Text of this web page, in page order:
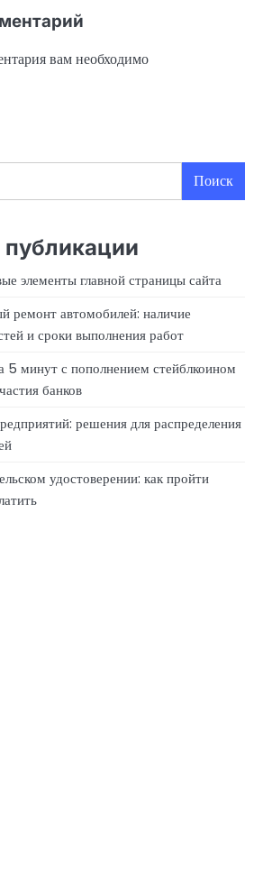
вам необходимо
Поиск
элементы главной страницы сайта
ремонт автомобилей: наличие
и сроки выполнения работ
5 минут с пополнением стейблкоином
банков
решения для распределения
удостоверении: как пройти